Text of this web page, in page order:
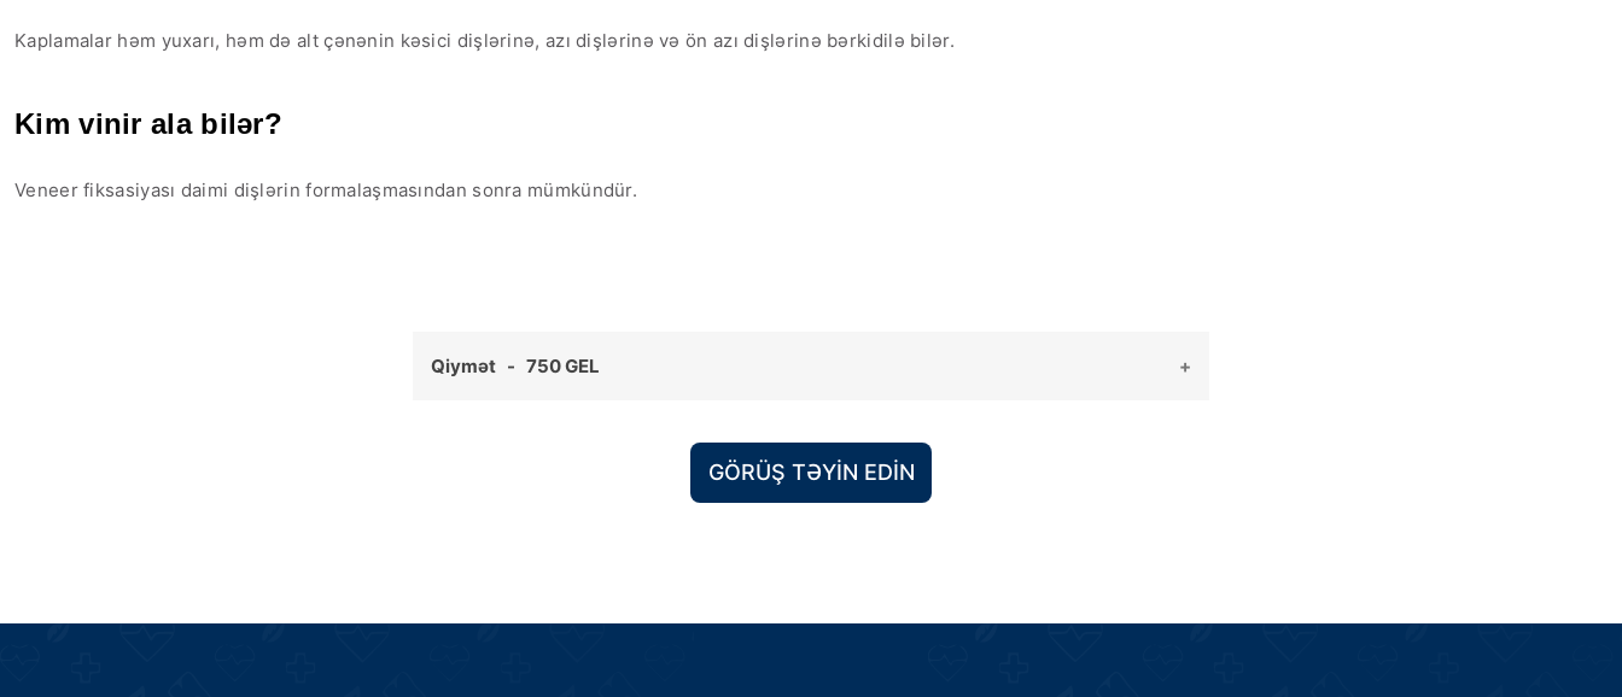
Kaplamalar həm yuxarı, həm də alt çənənin kəsici dişlərinə, azı dişlərinə və ön azı dişlərinə bərkidilə bilər.
Kim vinir ala bilər?
Veneer fiksasiyası daimi dişlərin formalaşmasından sonra mümkündür.
Qiymət - 750 GEL
GÖRÜŞ TƏYIN EDIN